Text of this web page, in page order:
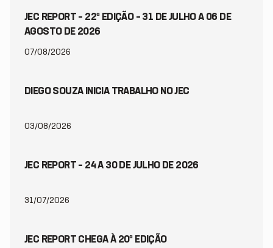
JEC REPORT – 22ª EDIÇÃO – 31 DE JULHO A 06 DE
AGOSTO DE 2026
07/08/2026
DIEGO SOUZA INICIA TRABALHO NO JEC
03/08/2026
JEC REPORT – 24 A 30 DE JULHO DE 2026
31/07/2026
JEC REPORT CHEGA À 20ª EDIÇÃO